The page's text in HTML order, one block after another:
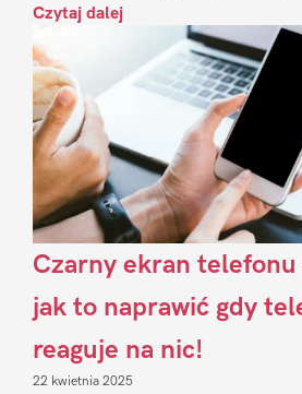
Czytaj dalej
Czarny ekran telefonu
jak to naprawić gdy
reaguje na nic!
22 kwietnia 2025